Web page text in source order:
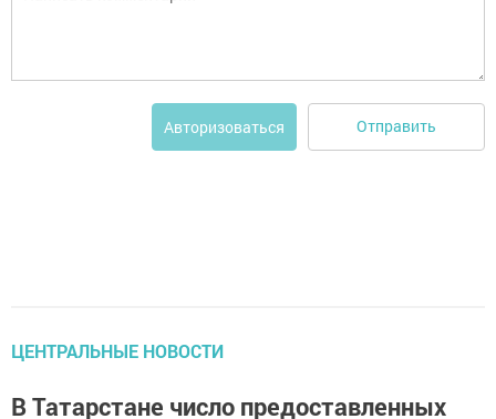
Авторизоваться Отправить
ЦЕНТРАЛЬНЫЕ НОВОСТИ
В Татарстане число предоставленных